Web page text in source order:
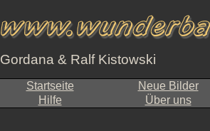
Gordana & Ralf Kistowski
Startseite Neue Bilder
Hilfe
Über uns